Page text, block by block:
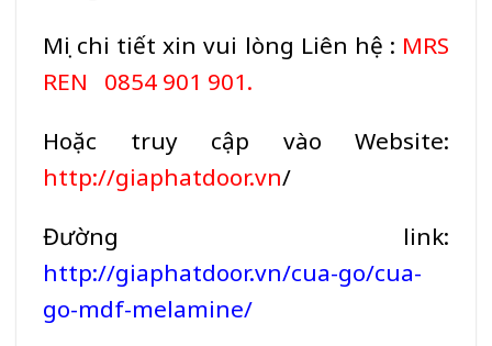
Mọi chi tiết xin vui lòng Liên hệ : MRS
REN 0854 901 901.
Hoặc truy cập vào Website:
http://giaphatdoor.vn/
Đường link:
http://giaphatdoor.vn/cua-go/cua-
go-mdf-melamine/